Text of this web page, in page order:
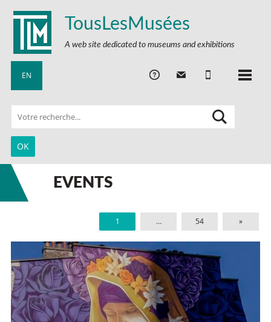
TousLesMusées
A web site dedicated to museums and exhibitions
EN
EVENTS
1 … 54 »